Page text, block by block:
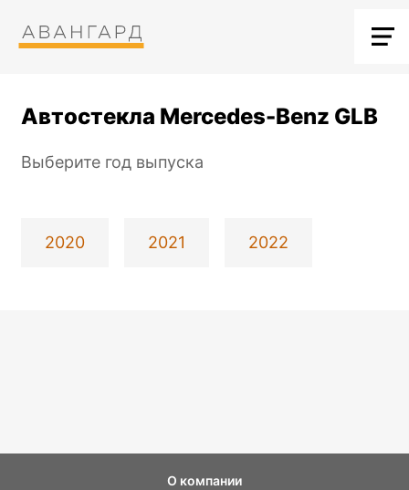
Автостекла Mercedes-Benz GLB
Выберите год выпуска
2020 2021 2022
О компании